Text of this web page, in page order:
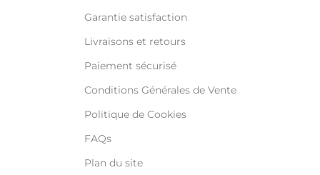
Garantie satisfaction
Livraisons et retours
Paiement sécurisé
Conditions Générales de Vente
Politique de Cookies
FAQs
Plan du site